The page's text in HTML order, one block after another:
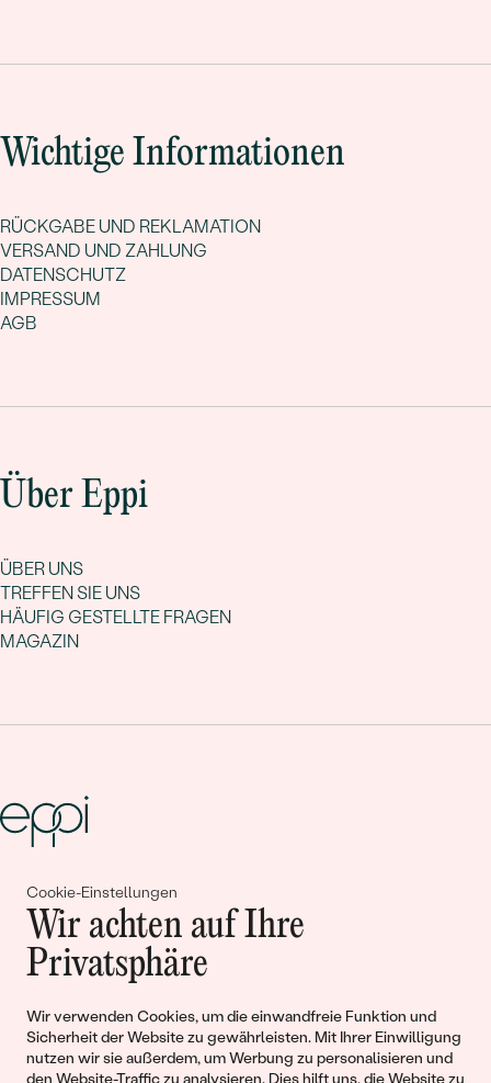
Cookie-Einstellungen
Wir achten auf Ihre
Privatsphäre
Wir verwenden Cookies, um die einwandfreie Funktion und
Sicherheit der Website zu gewährleisten. Mit Ihrer Einwilligung
nutzen wir sie außerdem, um Werbung zu personalisieren und
den Website-Traffic zu analysieren. Dies hilft uns, die Website zu
Wichtige Informationen
RÜCKGABE UND REKLAMATION
VERSAND UND ZAHLUNG
DATENSCHUTZ
IMPRESSUM
AGB
Über Eppi
ÜBER UNS
TREFFEN SIE UNS
HÄUFIG GESTELLTE FRAGEN
MAGAZIN
Gemeinsam erschaffen wir
Geschichten von Schönheit und
Liebe
Begleiten Sie uns!